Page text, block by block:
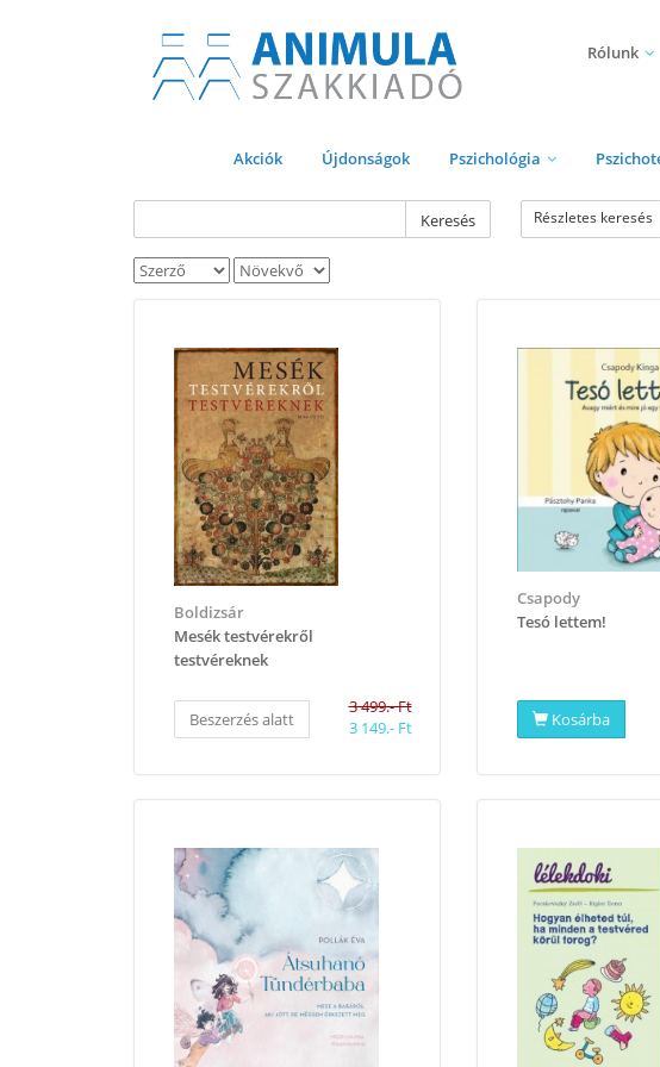
Rólunk
Akciók Újdonságok Pszichológia
Keresés Részletes keresés
Boldizsár
Mesék testvérekről
testvéreknek
Beszerzés alatt
3 499.- Ft
3 149.- Ft
Csapody
Tesó lettem!
Kosárba